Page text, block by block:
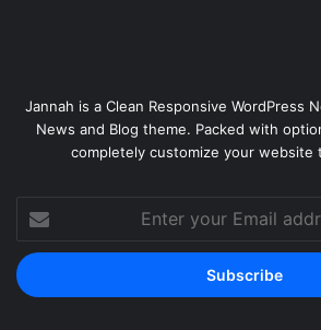
Jannah is a Clean Responsive WordPress
News and Blog theme. Packed with
completely customize your website
your
Email
address